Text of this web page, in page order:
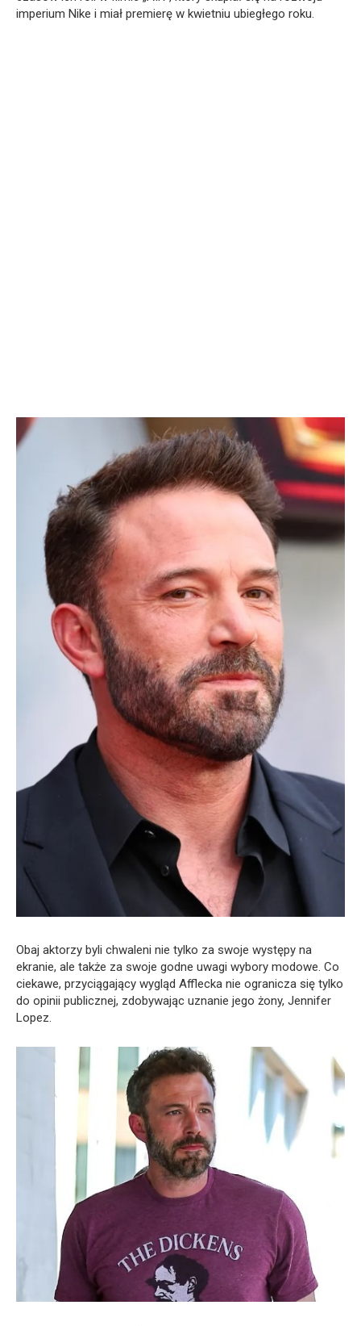
imperium Nike i miał premierę w kwietniu ubiegłego roku.
Obaj aktorzy byli chwaleni nie tylko za swoje występy na
ekranie, ale także za swoje godne uwagi wybory modowe. Co
ciekawe, przyciągający wygląd Afflecka nie ogranicza się tylko
do opinii publicznej, zdobywając uznanie jego żony, Jennifer
Lopez.